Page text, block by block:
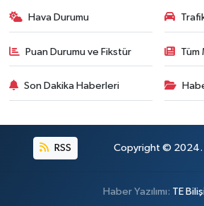
Hava Durumu
Puan Durumu ve Fikstür Tüm
Son Dakika Haberleri
RSS Copyright © 2024.
Haber Yazılımı: TE